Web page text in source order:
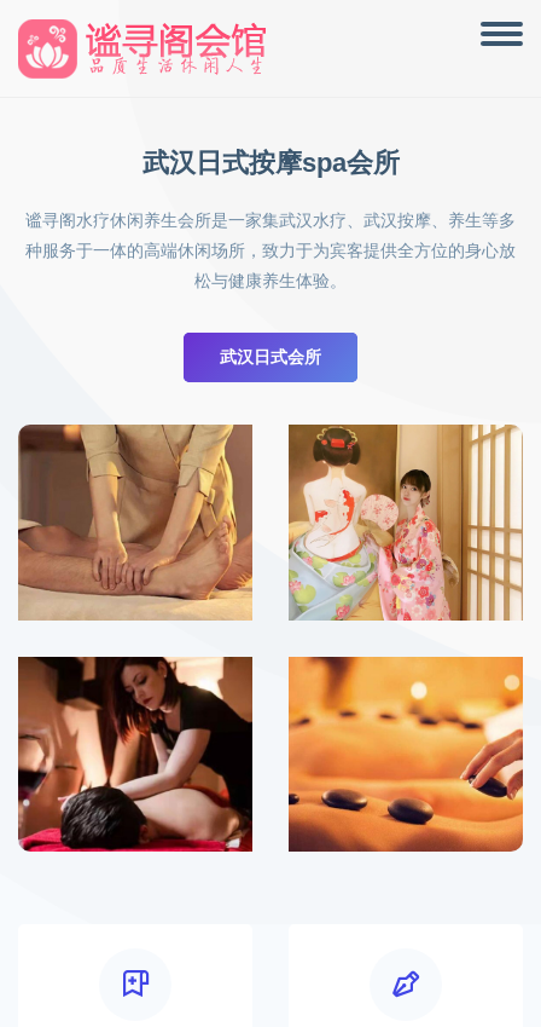
武汉日式按摩spa会所
谧寻阁水疗休闲养生会所是一家集武汉水疗、武汉按摩、养生等多
种服务于一体的高端休闲场所，致力于为宾客提供全方位的身心放
松与健康养生体验。
武汉日式会所